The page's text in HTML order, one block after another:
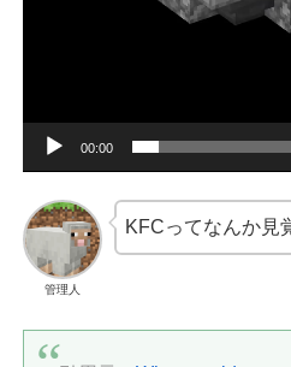
00:00
管理人
KFCってなんか見